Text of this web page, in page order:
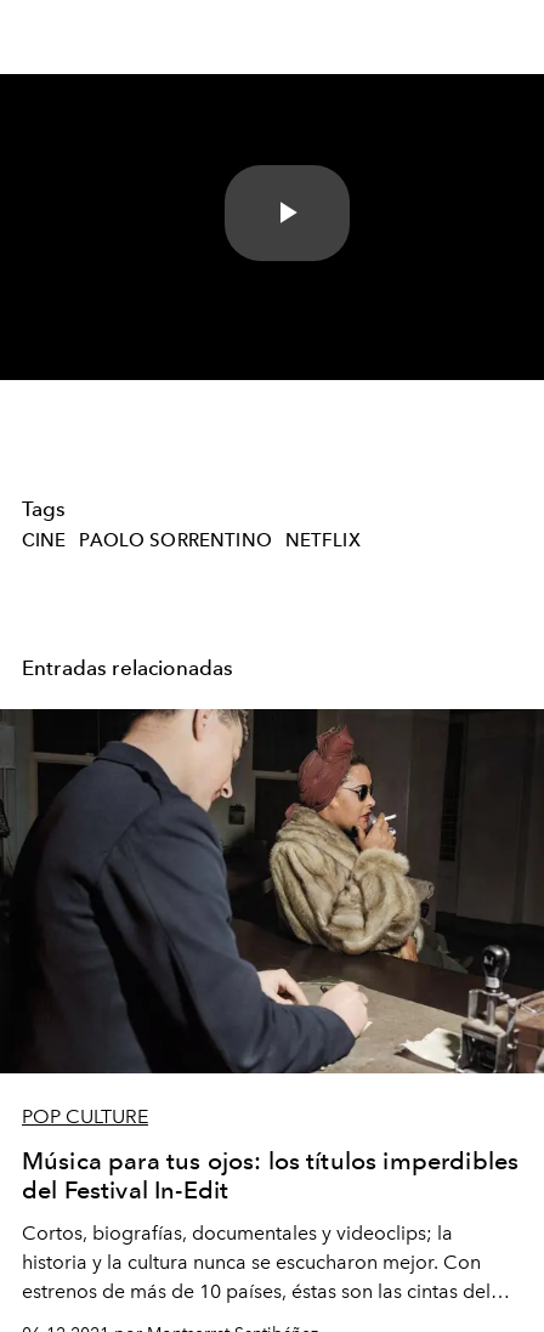
Play
Tags
CINE PAOLO SORRENTINO NETFLIX
Entradas relacionadas
POP CULTURE
Música para tus ojos: los títulos imperdibles
del Festival In-Edit
Cortos, biografías, documentales y videoclips; la
historia y la cultura nunca se escucharon mejor. Con
estrenos de más de 10 países, éstas son las cintas del
en Chile que no te puedes perder.